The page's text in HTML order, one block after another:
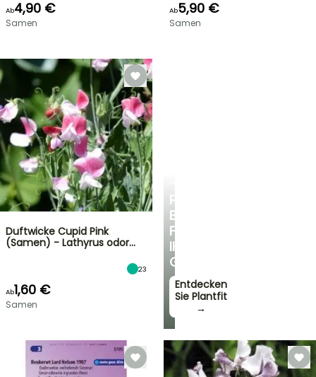
PERSÖNLICHE
BERATUNG
FÜR
IHREN
GARTEN
Entdecken
Sie Plantfit
→
Ab4,90 €
Samen
Ab5,90 €
Samen
Duftwicke Cupid Pink
(Samen) - Lathyrus odor…
23
Ab1,60 €
Samen